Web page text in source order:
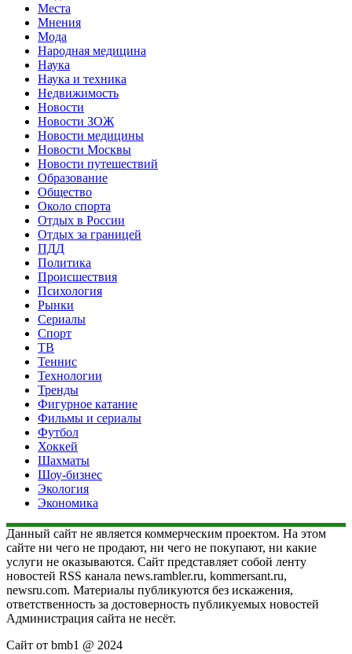
Места
Мнения
Мода
Народная медицина
Наука
Наука и техника
Недвижимость
Новости
Новости ЗОЖ
Новости медицины
Новости Москвы
Новости путешествий
Образование
Общество
Около спорта
Отдых в России
Отдых за границей
ПДД
Политика
Происшествия
Психология
Рынки
Сериалы
Спорт
ТВ
Теннис
Технологии
Тренды
Фигурное катание
Фильмы и сериалы
Футбол
Хоккей
Шахматы
Шоу-бизнес
Экология
Экономика
Данный сайт не является коммерческим проектом. На этом
сайте ни чего не продают, ни чего не покупают, ни какие
услуги не оказываются. Сайт представляет собой ленту
новостей RSS канала news.rambler.ru, kommersant.ru,
newsru.com. Материалы публикуются без искажения,
ответственность за достоверность публикуемых новостей
Администрация сайта не несёт.
Сайт от bmb1 @ 2024